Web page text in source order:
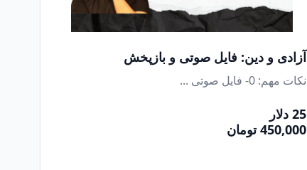
آزادی و دین: فایل صوتی و بازپخش
نکات مهم: 0- فایل صوتی ...
25 دلار
450,000 تومان